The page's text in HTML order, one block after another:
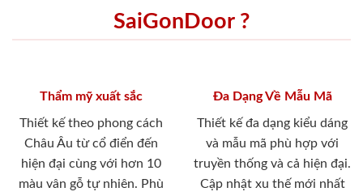
SaiGonDoor ?
Thẩm mỹ xuất sắc
Thiết kế theo phong cách
Châu Âu từ cổ điển đến
hiện đại cùng với hơn 10
màu vân gỗ tự nhiên. Phù
Đa Dạng Về Mẫu Mã
Thiết kế đa dạng kiểu dáng
và mẫu mã phù hợp với
truyền thống và cả hiện đại.
Cập nhật xu thế mới nhất